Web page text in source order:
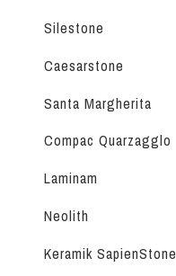
Silestone
Caesarstone
Santa Margherita
Compac Quarzagglo
Laminam
Neolith
Keramik SapienStone